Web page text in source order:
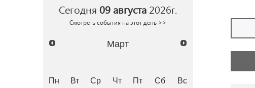
Сегодня 09 августа 2026г.
Смотреть события на этот день >>
Март
Пн Вт Ср Чт Пт Сб Вс